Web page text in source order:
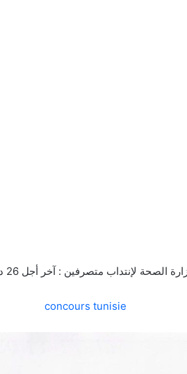
الصحة لإنتداب متصرفين : آخر أجل 26 ديسمبر 2025
concours tunisie